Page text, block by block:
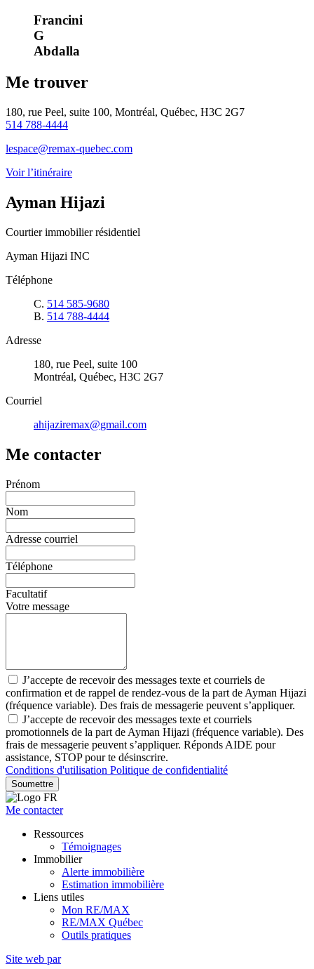
Francini
G
Abdalla
Me trouver
180, rue Peel, suite 100, Montréal, Québec, H3C 2G7
514 788-4444
lespace@remax-quebec.com
Voir l’itinéraire
Ayman Hijazi
Courtier immobilier résidentiel
Ayman Hijazi INC
Téléphone
C. 514 585-9680
B. 514 788-4444
Adresse
180, rue Peel, suite 100
Montréal, Québec, H3C 2G7
Courriel
ahijaziremax@gmail.com
Me contacter
Prénom
Nom
Adresse courriel
Téléphone
Facultatif
Votre message
J’accepte de recevoir des messages texte et courriels de
confirmation et de rappel de rendez-vous de la part de Ayman Hijazi
(fréquence variable). Des frais de messagerie peuvent s’appliquer.
J’accepte de recevoir des messages texte et courriels
promotionnels de la part de Ayman Hijazi (fréquence variable). Des
frais de messagerie peuvent s’appliquer. Réponds AIDE pour
assistance, STOP pour te désinscrire.
Conditions d'utilisation Politique de confidentialité
Soumettre
Me contacter
Ressources
Témoignages
Immobilier
Alerte immobilière
Estimation immobilière
Liens utiles
Mon RE/MAX
RE/MAX Québec
Outils pratiques
Site web par